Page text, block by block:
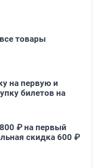
товары
на первую и
билетов на
₽ на первый
скидка 600 ₽